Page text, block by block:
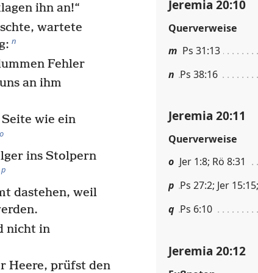
ihn an!“
wartete
n
Fehler
an ihm
wie ein
o
ins Stolpern
p
dastehen, weil
nicht in
Heere, prüfst den
Jeremia 20:10
Querverweise
m Ps 31:13
n Ps 38:16
Jeremia 20:11
Querverweise
o Jer 1:8; Rö 8:31
p Ps 27:2; Jer
q Ps 6:10
Jeremia 20:12